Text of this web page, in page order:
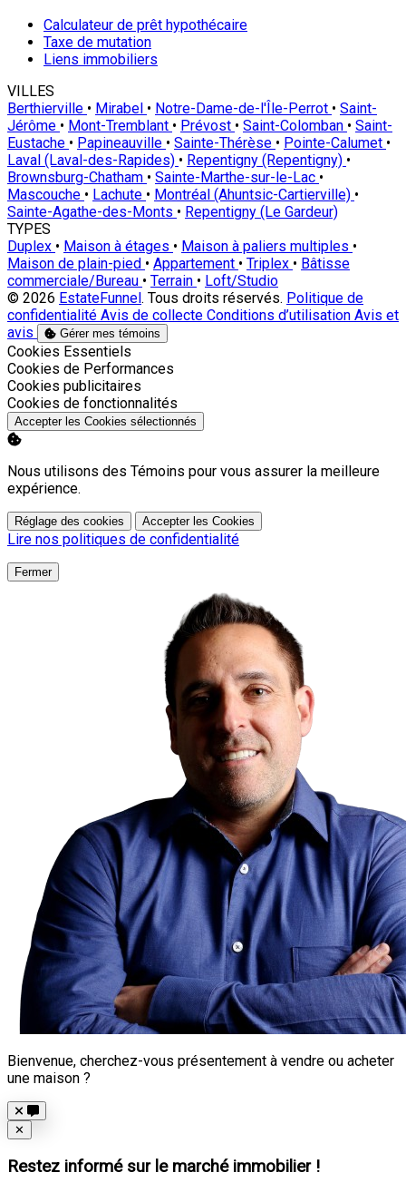
Calculateur de prêt hypothécaire
Taxe de mutation
Liens immobiliers
VILLES
Berthierville • Mirabel • Notre-Dame-de-l'Île-Perrot • Saint-
Jérôme • Mont-Tremblant • Prévost • Saint-Colomban • Saint-
Eustache • Papineauville • Sainte-Thérèse • Pointe-Calumet •
Laval (Laval-des-Rapides) • Repentigny (Repentigny) •
Brownsburg-Chatham • Sainte-Marthe-sur-le-Lac •
Mascouche • Lachute • Montréal (Ahuntsic-Cartierville) •
Sainte-Agathe-des-Monts • Repentigny (Le Gardeur)
TYPES
Duplex • Maison à étages • Maison à paliers multiples •
Maison de plain-pied • Appartement • Triplex • Bâtisse
commerciale/Bureau • Terrain • Loft/Studio
© 2026 EstateFunnel . Tous droits réservés. Politique de
confidentialité Avis de collecte Conditions d’utilisation Avis et
avis
Gérer mes témoins
Activer
Cookies Essentiels
Activer
Cookies de Performances
Activer
Cookies publicitaires
Activer
Cookies de fonctionnalités
Accepter les Cookies sélectionnés
Nous utilisons des Témoins pour vous assurer la meilleure
expérience.
Réglage des cookies Accepter les Cookies
Lire nos politiques de confidentialité
Fermer
Bienvenue, cherchez-vous présentement à vendre ou acheter
une maison ?
Close
✕
Restez informé sur le marché immobilier !